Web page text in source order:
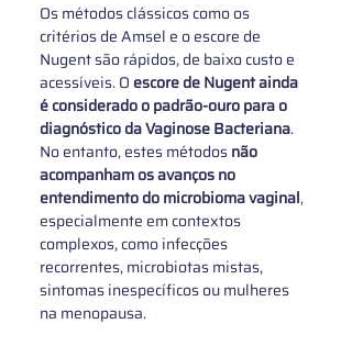
Os métodos clássicos como os
critérios de Amsel e o escore de
Nugent são rápidos, de baixo custo e
acessíveis. O escore de Nugent ainda
é considerado o padrão-ouro para o
diagnóstico da Vaginose Bacteriana.
No entanto, estes métodos não
acompanham os avanços no
entendimento do microbioma vaginal,
especialmente em contextos
complexos, como infecções
recorrentes, microbiotas mistas,
sintomas inespecíficos ou mulheres
na menopausa.